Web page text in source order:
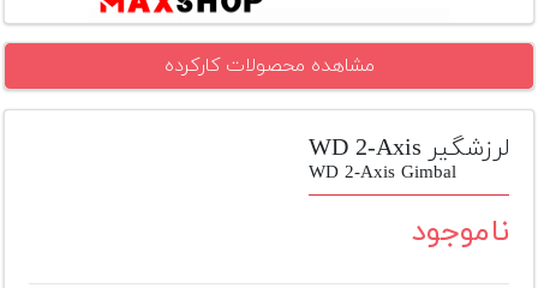
پلاس
افزودن
دست
دوم
مشاهده محصولات کارکرده
لرزشگیر WD 2-Axis
WD 2-Axis Gimbal
ناموجود